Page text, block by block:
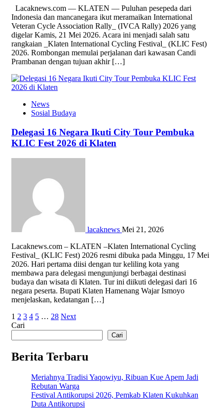
Lacaknews.com — KLATEN — Puluhan pesepeda dari
Indonesia dan mancanegara ikut meramaikan International
Veteran Cycle Association Rally_ (IVCA Rally) 2026 yang
digelar Kamis, 21 Mei 2026. Acara ini menjadi salah satu
rangkaian _Klaten International Cycling Festival_ (KLIC Fest)
2026. Rombongan memulai perjalanan dari kawasan Candi
Prambanan dengan tujuan akhir […]
News
Sosial Budaya
Delegasi 16 Negara Ikuti City Tour Pembuka
KLIC Fest 2026 di Klaten
lacaknews Mei 21, 2026
Lacaknews.com – KLATEN –Klaten International Cycling
Festival_ (KLIC Fest) 2026 resmi dibuka pada Minggu, 17 Mei
2026. Hari pertama diisi dengan tur keliling kota yang
membawa para delegasi mengunjungi berbagai destinasi
budaya dan wisata di Klaten. Tur ini diikuti delegasi dari 16
negara peserta. Bupati Klaten Hamenang Wajar Ismoyo
menjelaskan, kedatangan […]
Paginasi
pos
1 2 3 4 5 … 28 Next
Cari
Cari
Berita Terbaru
Meriahnya Tradisi Yaqowiyu, Ribuan Kue Apem Jadi
Rebutan Warga
Festival Antikorupsi 2026, Pemkab Klaten Kukuhkan
Duta Antikorupsi